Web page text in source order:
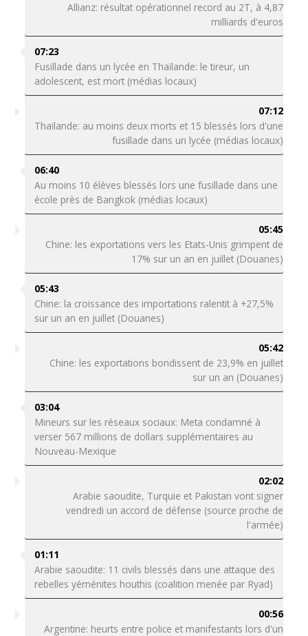
Allianz: résultat opérationnel record au 2T, à 4,87
milliards d'euros
07:23
Fusillade dans un lycée en Thaïlande: le tireur, un
adolescent, est mort (médias locaux)
07:12
Thaïlande: au moins deux morts et 15 blessés lors d'une
fusillade dans un lycée (médias locaux)
06:40
Au moins 10 élèves blessés lors une fusillade dans une
école près de Bangkok (médias locaux)
05:45
Chine: les exportations vers les Etats-Unis grimpent de
17% sur un an en juillet (Douanes)
05:43
Chine: la croissance des importations ralentit à +27,5%
sur un an en juillet (Douanes)
05:42
Chine: les exportations bondissent de 23,9% en juillet
sur un an (Douanes)
03:04
Mineurs sur les réseaux sociaux: Meta condamné à
verser 567 millions de dollars supplémentaires au
Nouveau-Mexique
02:02
Arabie saoudite, Turquie et Pakistan vont signer
vendredi un accord de défense (source proche de
l'armée)
01:11
Arabie saoudite: 11 civils blessés dans une attaque des
rebelles yéménites houthis (coalition menée par Ryad)
00:56
Argentine: heurts entre police et manifestants lors d'un